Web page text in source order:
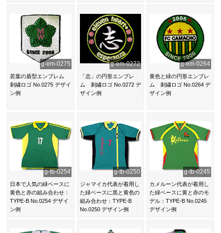
g-em-0275
若葉の盾型エンブレム
刺繍ロゴ No.0275 デザイ
ン例
g-em-0272
「志」の円形エンブレ
ム 刺繍ロゴ No.0272 デ
ザイン例
g-em-0264
黄色と緑の円形エンブレ
ム 刺繍ロゴ No.0264 デ
ザイン例
g-tb-0254
日本で人気の緑ベースに
黄色と赤の組み合わせ：
TYPE-B No.0254 デザイ
ン例
g-tb-0250
ジャマイカ代表が着用し
た緑ベースに黒と黄色の
組み合わせ：TYPE-B
No.0250 デザイン例
g-tb-0245
カメルーン代表が着用し
た緑ベースに黄と赤のモ
デル：TYPE-B No.0245
デザイン例